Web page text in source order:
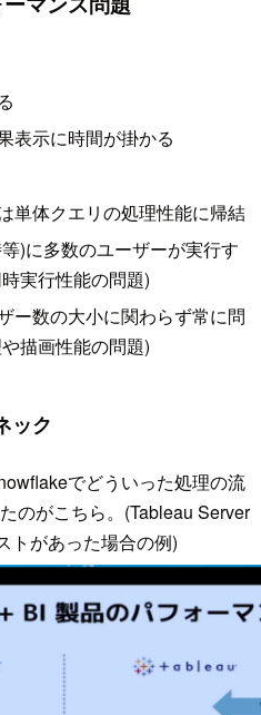
表示に時間が掛かる
単体クエリの処理性能に帰結
)に多数のユーザーが実行す
実行性能の問題)
ー数の大小に関わらず常に問
描画性能の問題)
ック
でどういった処理の流
のがこちら。(Tableau Server
トがあった場合の例)